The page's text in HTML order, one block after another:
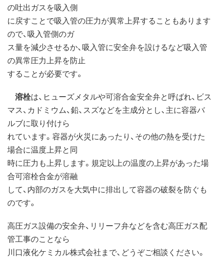
の吐出ガスを吸入側
に戻すことで吸入管の圧力が異常上昇することもあります
ので、吸入管側のガ
ス量を減少させるか、吸入管に安全弁を設けるなど吸入管
の異常圧力上昇を防止
することが必要です。
溶栓は、ヒューズメタルや可溶合金安全弁と呼ばれ、ビス
マス、カドミウム、鉛、スズなどを主成分とし、主に容器バ
ルブに取り付けら
れています。容器が火災にあったり、その他の熱を受けた
場合に温度上昇と同
時に圧力も上昇します。規定以上の温度の上昇があった場
合可溶栓合金が溶融
して、内部のガスを大気中に排出して容器の破裂を防ぐも
のです。
高圧ガス設備の安全弁、リリーフ弁などを含む高圧ガス配
管工事のことなら
川口液化ケミカル株式会社まで、どうぞご相談ください。